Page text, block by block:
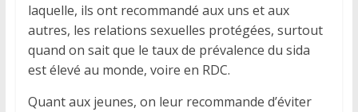
laquelle, ils ont recommandé aux uns et aux
autres, les relations sexuelles protégées, surtout
quand on sait que le taux de prévalence du sida
est élevé au monde, voire en RDC.
Quant aux jeunes, on leur recommande d’éviter